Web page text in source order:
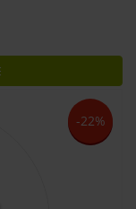
-22%